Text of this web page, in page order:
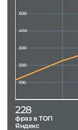
228
фраз в ТОП
Яндекс